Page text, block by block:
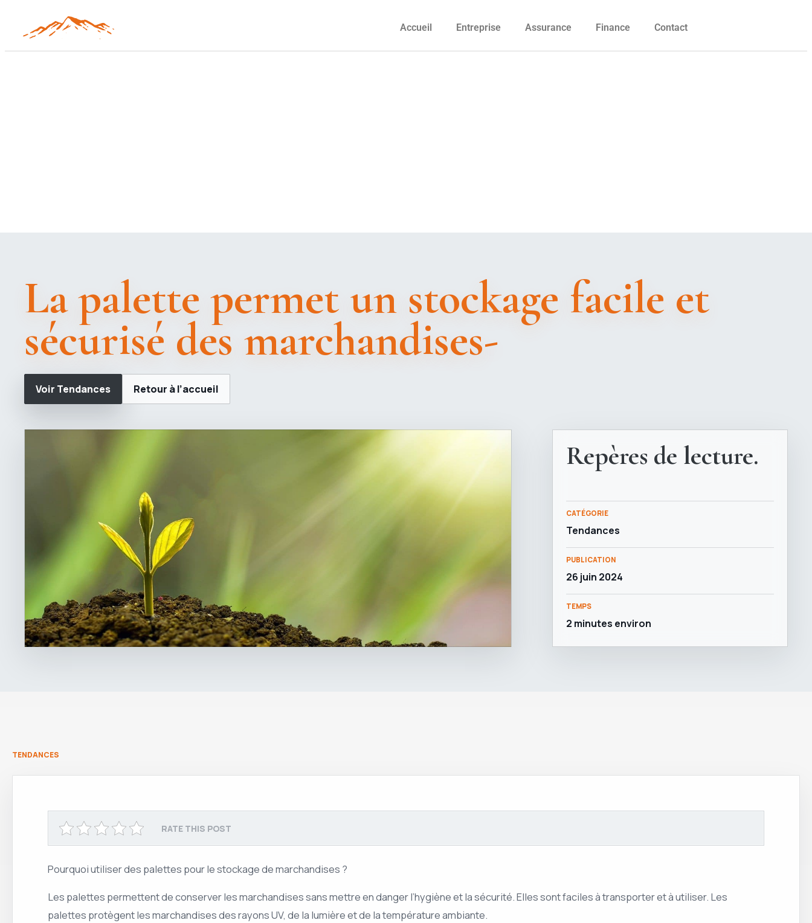
Accueil Entreprise Assurance Finance Contact
La palette permet un stockage facile et
sécurisé des marchandises-
Voir Tendances Retour à l’accueil
Repères de lecture.
CATÉGORIE
Tendances
PUBLICATION
26 juin 2024
TEMPS
2 minutes environ
TENDANCES
RATE THIS POST
Pourquoi utiliser des palettes pour le stockage de marchandises ?
Les palettes permettent de conserver les marchandises sans mettre en danger l’hygiène et la sécurité. Elles sont faciles à transporter et à utiliser. Les
palettes protègent les marchandises des rayons UV, de la lumière et de la température ambiante.